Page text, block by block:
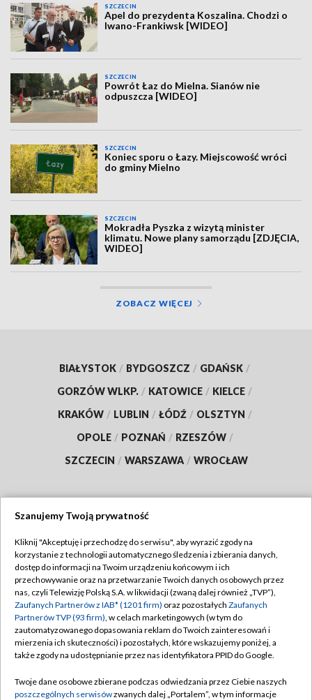
SZCZECIN
Apel do prezydenta Koszalina. Chodzi o
Iwano-Frankiwsk [WIDEO]
SZCZECIN
Powrót Łaz do Mielna. Sianów nie
odpuszcza [WIDEO]
SZCZECIN
Koniec sporu o Łazy. Miejscowość wróci
do gminy Mielno
SZCZECIN
Mokradła Pyszka z wizytą minister
klimatu. Nowe plany samorządu [ZDJĘCIA,
WIDEO]
ZOBACZ WIĘCEJ
BIAŁYSTOK / BYDGOSZCZ / GDAŃSK /
GORZÓW WLKP. / KATOWICE / KIELCE /
KRAKÓW / LUBLIN / ŁÓDŹ / OLSZTYN /
OPOLE / POZNAŃ / RZESZÓW /
SZCZECIN / WARSZAWA / WROCŁAW
TVP
Abonament TVP
Emisja w TVP
Centrum informacji TVP
Naziemna Telewizja Cyfrowa
Rada Programowa
Regulamin TVP
Polityka prywatności
Moje zgody
Pomoc
Kontakt
Szanujemy Twoją prywatność
Kliknij "Akceptuję i przechodzę do serwisu", aby wyrazić zgody na
korzystanie z technologii automatycznego śledzenia i zbierania danych,
dostęp do informacji na Twoim urządzeniu końcowym i ich
przechowywanie oraz na przetwarzanie Twoich danych osobowych przez
nas, czyli Telewizję Polską S.A. w likwidacji (zwaną dalej również „TVP”),
Zaufanych Partnerów z IAB* (1201 firm) oraz pozostałych Zaufanych
Partnerów TVP (93 firm), w celach marketingowych (w tym do
zautomatyzowanego dopasowania reklam do Twoich zainteresowań i
mierzenia ich skuteczności) i pozostałych, które wskazujemy poniżej, a
także zgody na udostępnianie przez nas identyfikatora PPID do Google.
Twoje dane osobowe zbierane podczas odwiedzania przez Ciebie naszych
poszczególnych serwisówzwanych dalej „Portalem”, w tym informacje